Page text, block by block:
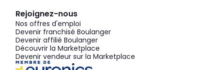
Rejoignez-nous
Nos offres d'emploi
Devenir franchisé Boulanger
Devenir affilié Boulanger
Découvrir la Marketplace
Devenir vendeur sur la Marketplace